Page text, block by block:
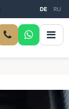
DE RU